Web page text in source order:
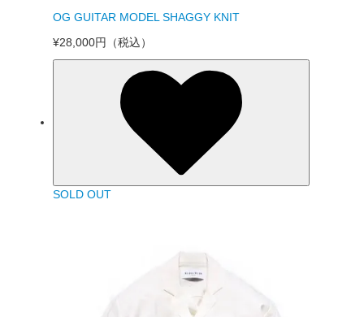
OG GUITAR MODEL SHAGGY KNIT
¥28,000円
（税込）
SOLD OUT